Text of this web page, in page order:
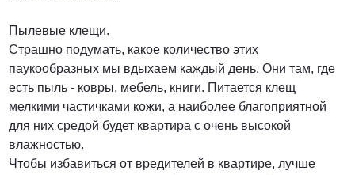
Пылевые клещи.
Страшно подумать, какое количество этих
паукообразных мы вдыхаем каждый день. Они там, где
есть пыль - ковры, мебель, книги. Питается клещ
мелкими частичками кожи, а наиболее благоприятной
для них средой будет квартира с очень высокой
влажностью.
Чтобы избавиться от вредителей в квартире, лучше